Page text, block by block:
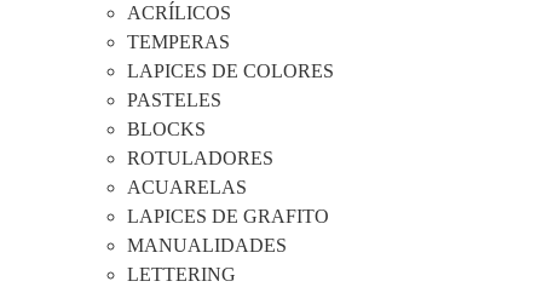
ACRÍLICOS
TEMPERAS
LAPICES DE COLORES
PASTELES
BLOCKS
ROTULADORES
ACUARELAS
LAPICES DE GRAFITO
MANUALIDADES
LETTERING